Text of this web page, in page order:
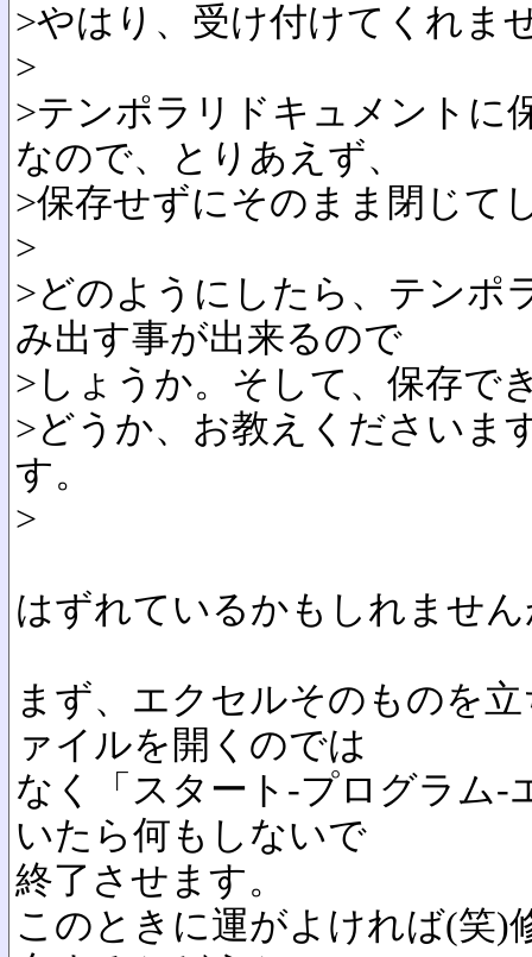
>やはり、受け付けてくれま
>
>テンポラリドキュメントに
なので、とりあえず、
>保存せずにそのまま閉じて
>
>どのようにしたら、テンポ
み出す事が出来るので
>しょうか。そして、保存で
>どうか、お教えくださいま
す。
>
はずれているかもしれませ
まず、エクセルそのものを
ァイルを開くのでは
なく「スタート-プログラム-
いたら何もしないで
終了させます。
このときに運がよければ(笑)